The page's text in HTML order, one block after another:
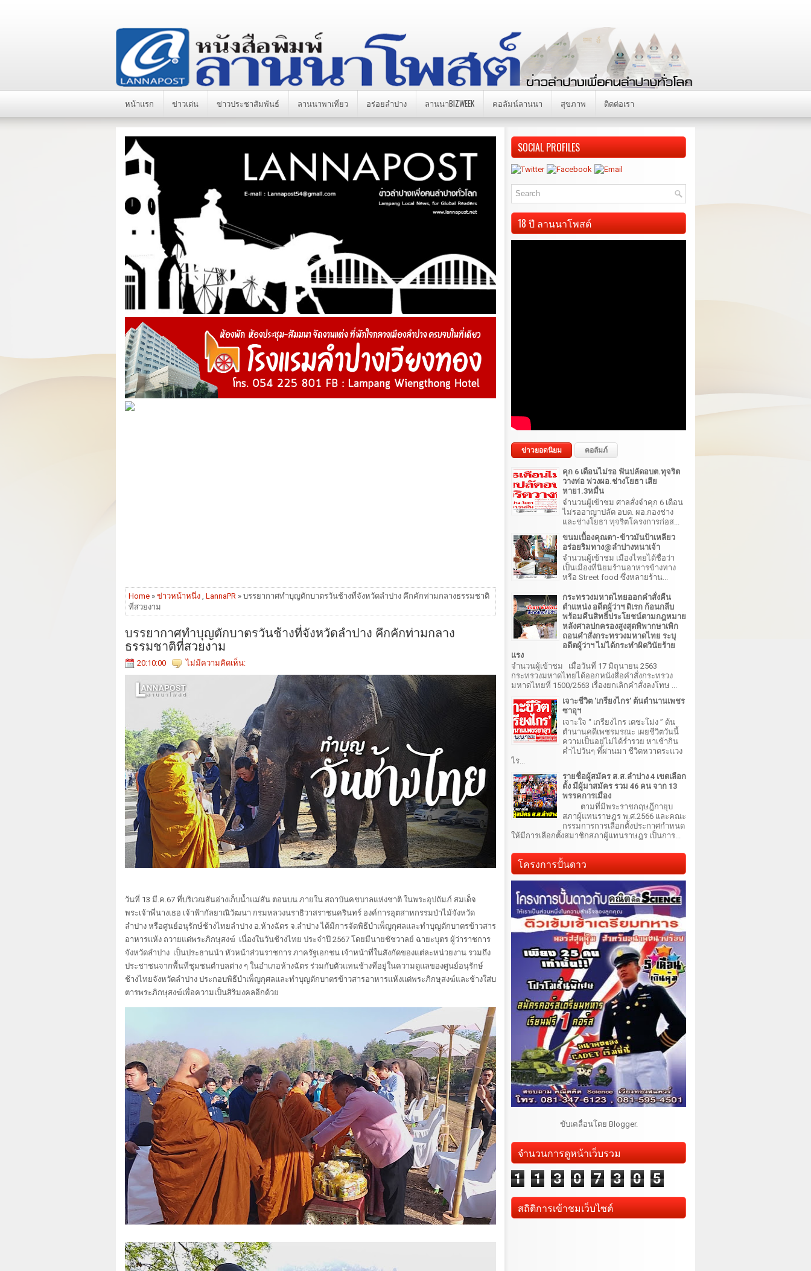
หน้าแรก ข่าวเด่น ข่าวประชาสัมพันธ์ ลานนาพาเที่ยว อร่อยลำปาง ลานนาBIZWEEK คอลัมน์ลานนา สุขภาพ ติดต่อเรา
Home » ข่าวหน้าหนึ่ง , LannaPR » บรรยากาศทำบุญตักบาตรวันช้างที่จังหวัดลำปาง คึกคักท่ามกลางธรรมชาติ
ที่สวยงาม
บรรยากาศทำบุญตักบาตรวันช้างที่จังหวัดลำปาง คึกคักท่ามกลาง
ธรรมชาติที่สวยงาม
20:10:00 ไม่มีความคิดเห็น:
วันที่ 13 มี.ค.67 ที่บริเวณสันอ่างเก็บน้ำแม่สัน ตอนบน ภายใน สถาบันคชบาลแห่งชาติ ในพระอุปถัมภ์ สมเด็จ
พระเจ้าพี่นางเธอ เจ้าฟ้ากัลยาณิวัฒนา กรมหลวงนราธิวาสราชนครินทร์ องค์การอุตสาหกรรมป่าไม้จังหวัด
ลำปาง หรือศูนย์อนุรักษ์ช้างไทยลำปาง อ.ห้างฉัตร จ.ลำปาง ได้มีการจัดพิธีบำเพ็ญกุศลและทำบุญตักบาตรข้าวสาร
อาหารแห้ง ถวายแด่พระภิกษุสงฆ์ เนื่องในวันช้างไทย ประจำปี 2567 โดยมีนายชัชวาลย์ ฉายะบุตร ผู้ว่าราชการ
จังหวัดลำปาง เป็นประธานนำ หัวหน้าส่วนราชการ ภาครัฐเอกชน เจ้าหน้าที่ในสังกัดของแต่ละหน่วยงาน รวมถึง
ประชาชนจากพื้นที่ชุมชนตำบลต่าง ๆ ในอำเภอห้างฉัตร ร่วมกับตัวแทนช้างที่อยู่ในความดูแลของศูนย์อนุรักษ์
ช้างไทยจังหวัดลำปาง ประกอบพิธีบำเพ็ญกุศลและทำบุญตักบาตรข้าวสารอาหารแห้งแด่พระภิกษุสงฆ์และช้างใส่บ
ตารพระภิกษุสงฆ์เพื่อความเป็นสิริมงคลอีกด้วย
SOCIAL PROFILES
18 ปี ลานนาโพสต์
ข่าวยอดนิยม คอลัมภ์
คุก 6 เดือนไม่รอ ฟันปลัดอบต.ทุจริต
วางท่อ พ่วงผอ.ช่างโยธา เสีย
หาย1.3หมื่น
จำนวนผู้เข้าชม ศาลสั่งจำคุก 6 เดือน
ไม่รออาญาปลัด อบต. ผอ.กองช่าง
และช่างโยธา ทุจริตโครงการก่อส...
ขนมเบื้องคุณตา-ข้าวมันป้าเหลียว
อร่อยริมทาง@ลำปางหนาเจ้า
จำนวนผู้เข้าชม เมืองไทยได้ชื่อว่า
เป็นเมืองที่นิยมร้านอาหารข้างทาง
หรือ Street food ซึ่งหลายร้าน...
กระทรวงมหาดไทยออกคำสั่งคืน
ตำแหน่ง อดีตผู้ว่าฯ ดิเรก ก้อนกลีบ
พร้อมคืนสิทธิ์ประโยชน์ตามกฎหมาย
หลังศาลปกครองสูงสุดพิพากษาเพิก
ถอนคำสั่งกระทรวงมหาดไทย ระบุ
อดีตผู้ว่าฯ ไม่ได้กระทำผิดวินัยร้าย
แรง
จำนวนผู้เข้าชม เมื่อวันที่ 17 มิถุนายน 2563
กระทรวงมหาดไทยได้ออกหนังสือคำสั่งกระทรวง
มหาดไทยที่ 1500/2563 เรื่องยกเลิกคำสั่งลงโทษ ...
เจาะชีวิต 'เกรียงไกร' ต้นตำนานเพชร
ซาอุฯ
เจาะใจ “ เกรียงไกร เตชะโม่ง ” ต้น
ตำนานคดีเพชรมรณะ เผยชีวิตวันนี้
ความเป็นอยู่ไม่ได้ร่ำรวย หาเช้ากิน
ค่ำไปวันๆ ที่ผ่านมา ชีวิตหวาดระแวง
ไร...
รายชื่อผู้สมัคร ส.ส.ลำปาง 4 เขตเลือก
ตั้ง มีผู้มาสมัคร รวม 46 คน จาก 13
พรรคการเมือง
ตามที่มีพระราชกฤษฎีกายุบ
สภาผู้แทนราษฎร พ.ศ.2566 และคณะ
กรรมการการเลือกตั้งประกาศกำหนด
ให้มีการเลือกตั้งสมาชิกสภาผู้แทนราษฎร เป็นการ...
โครงการปั้นดาว
ขับเคลื่อนโดย Blogger.
จำนวนการดูหน้าเว็บรวม
1 1 3 0 7 3 0 5
สถิติการเข้าชมเว็บไซต์